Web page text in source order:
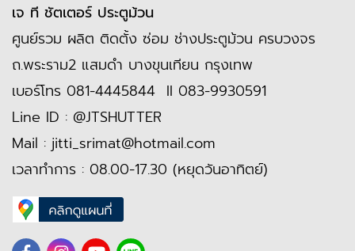
เจ ที ชัตเตอร์ ประตูม้วน
ศูนย์รวม ผลิต ติดตั้ง ซ่อม ช่างประตูม้วน ครบวงจร
ถ.พระราม2 แสมดำ บางขุนเทียน กรุงเทพ
เบอร์โทร 081-4445844 II 083-9930591
Line ID : @JTSHUTTER
Mail : jitti_srimat@hotmail.com
เวลาทำการ : 08.00-17.30 (หยุดวันอาทิตย์)